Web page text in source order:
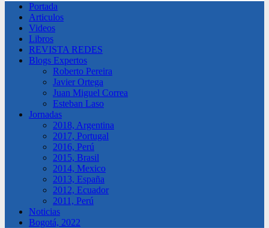
Portada
Articulos
Videos
Libros
REVISTA REDES
Blogs Expertos
Roberto Pereira
Javier Ortega
Juan Miguel Correa
Esteban Laso
Jornadas
2018, Argentina
2017, Portugal
2016, Perú
2015, Brasil
2014, Mexico
2013, España
2012, Ecuador
2011, Perú
Noticias
Bogotá, 2022